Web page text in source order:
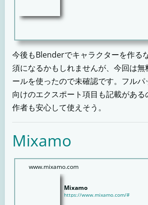
今後もBlenderでキャラクターを作る
須になるかもしれませんが、今回は無
ールを使ったので未確認です。フル
向けのエクスポート項目も記載がある
作者も安心して使えそう。
Mixamo
www.mixamo.com
Mixamo
https://www.mixamo.com/#